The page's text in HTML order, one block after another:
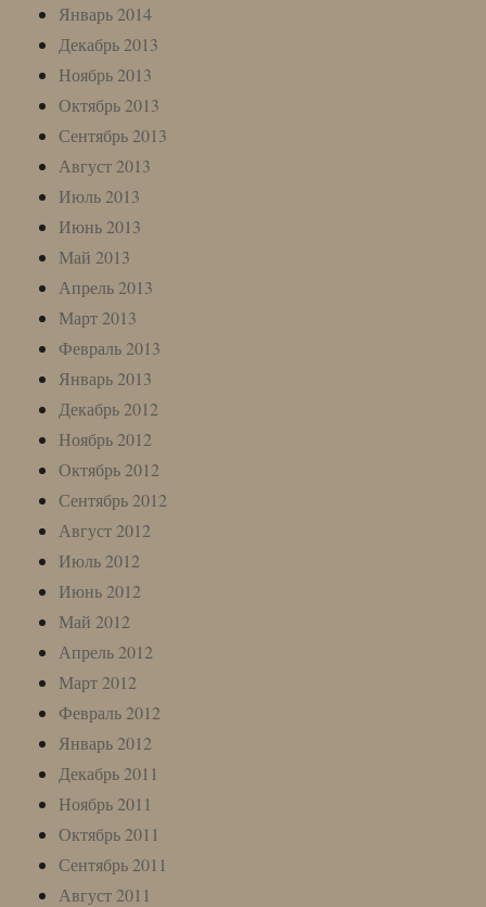
Январь 2014
Декабрь 2013
Ноябрь 2013
Октябрь 2013
Сентябрь 2013
Август 2013
Июль 2013
Июнь 2013
Май 2013
Апрель 2013
Март 2013
Февраль 2013
Январь 2013
Декабрь 2012
Ноябрь 2012
Октябрь 2012
Сентябрь 2012
Август 2012
Июль 2012
Июнь 2012
Май 2012
Апрель 2012
Март 2012
Февраль 2012
Январь 2012
Декабрь 2011
Ноябрь 2011
Октябрь 2011
Сентябрь 2011
Август 2011